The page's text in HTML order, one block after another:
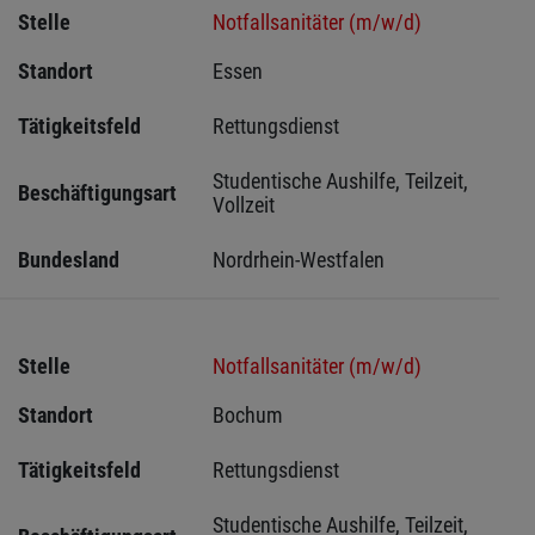
Stelle
Notfallsanitäter (m/w/d)
Standort
Essen
Tätigkeitsfeld Rettungsdienst
Beschäftigungsart
Studentische Aushilfe, Teilzeit,
Vollzeit
Bundesland Nordrhein-Westfalen
Stelle
Notfallsanitäter (m/w/d)
Standort
Bochum
Tätigkeitsfeld Rettungsdienst
Studentische Aushilfe, Teilzeit,